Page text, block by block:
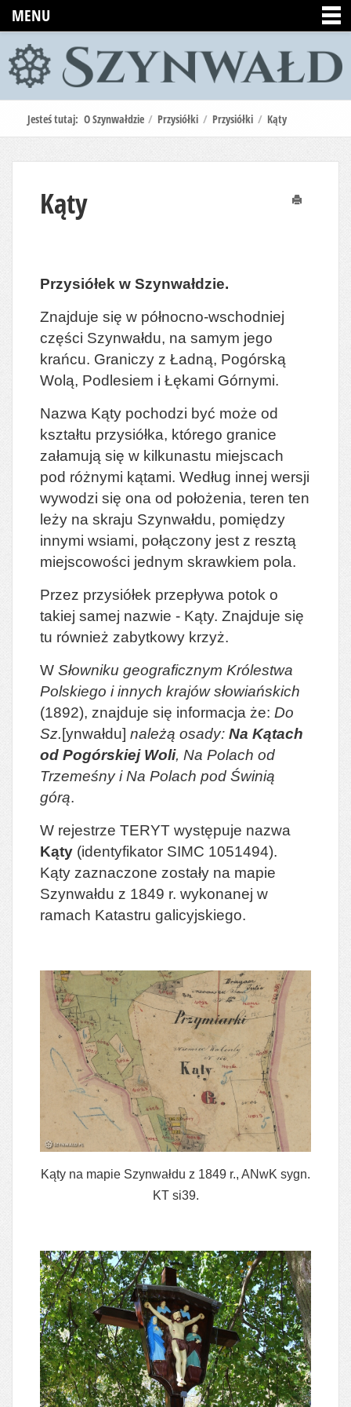
MENU
Jesteś tutaj: O Szynwałdzie / Przysiółki / Przysiółki / Kąty
Kąty
Przysiółek w Szynwałdzie.
Znajduje się w północno-wschodniej
części Szynwałdu, na samym jego
krańcu. Graniczy z Ładną, Pogórską
Wolą, Podlesiem i Łękami Górnymi.
Nazwa Kąty pochodzi być może od
kształtu przysiółka, którego granice
załamują się w kilkunastu miejscach
pod różnymi kątami. Według innej wersji
wywodzi się ona od położenia, teren ten
leży na skraju Szynwałdu, pomiędzy
innymi wsiami, połączony jest z resztą
miejscowości jednym skrawkiem pola.
Przez przysiółek przepływa potok o
takiej samej nazwie - Kąty. Znajduje się
tu również zabytkowy krzyż.
W Słowniku geograficznym Królestwa
Polskiego i innych krajów słowiańskich
(1892), znajduje się informacja że: Do
Sz. [ynwałdu] należą osady: Na Kątach
od Pogórskiej Woli, Na Polach od
Trzemeśny i Na Polach pod Świnią
górą.
W rejestrze TERYT występuje nazwa
Kąty (identyfikator SIMC 1051494).
Kąty zaznaczone zostały na mapie
Szynwałdu z 1849 r. wykonanej w
ramach Katastru galicyjskiego.
Kąty na mapie Szynwałdu z 1849 r., ANwK sygn.
KT si39.